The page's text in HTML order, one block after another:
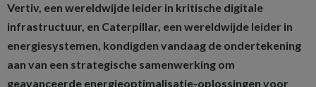
Vertiv, een wereldwijde leider in kritische digitale
infrastructuur, en Caterpillar, een wereldwijde leider in
energiesystemen, kondigden vandaag de ondertekening
aan van een strategische samenwerking om
geavanceerde energieoptimalisatie-oplossingen voor